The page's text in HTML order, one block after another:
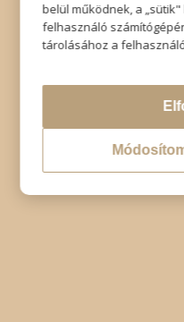
belül működnek, a
felhasználó
tárolásához a